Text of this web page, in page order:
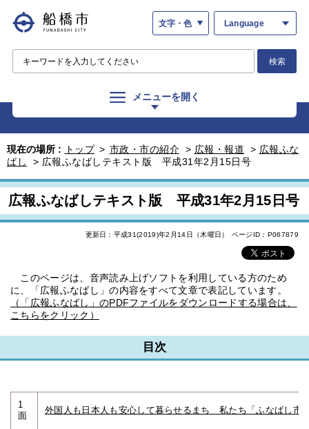
文字・色 Language
検索
メニューを開く
現在の場所 : トップ > 市政・市の紹介 > 広報・報道 > 広報ふな
ばし
> 広報ふなばしテキスト版 平成31年2月15日号
広報ふなばしテキスト版 平成31年2月15日号
更新日：平成31(2019)年2月14日（木曜日） ページID：P067879
このページは、音声読み上げソフトを利用している方のため
に、「広報ふなばし」の内容をすべて文章で表記しています。
（「広報ふなばし」のPDFファイルをダウンロードする場合は、
こちらをクリック）
目次
1
面
外国人も日本人も安心して暮らせるまち 私たち「ふなばし市